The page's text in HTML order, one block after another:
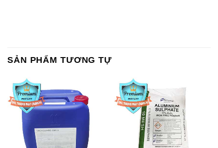
SẢN PHẨM TƯƠNG TỰ